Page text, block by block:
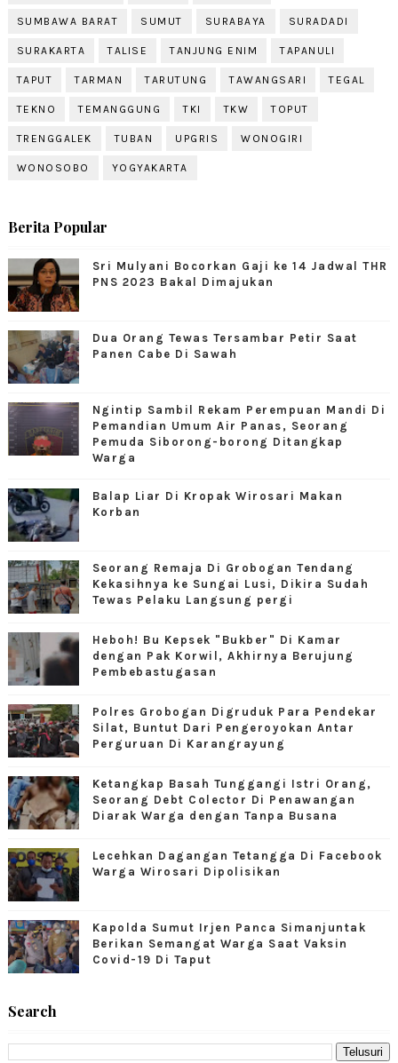
SUMBAWA BARAT SUMUT SURABAYA SURADADI
SURAKARTA TALISE TANJUNG ENIM TAPANULI
TAPUT TARMAN TARUTUNG TAWANGSARI TEGAL
TEKNO TEMANGGUNG TKI TKW TOPUT
TRENGGALEK TUBAN UPGRIS WONOGIRI
WONOSOBO YOGYAKARTA
Berita Popular
Sri Mulyani Bocorkan Gaji ke 14 Jadwal THR
PNS 2023 Bakal Dimajukan
Dua Orang Tewas Tersambar Petir Saat
Panen Cabe Di Sawah
Ngintip Sambil Rekam Perempuan Mandi Di
Pemandian Umum Air Panas, Seorang
Pemuda Siborong-borong Ditangkap
Warga
Balap Liar Di Kropak Wirosari Makan
Korban
Seorang Remaja Di Grobogan Tendang
Kekasihnya ke Sungai Lusi, Dikira Sudah
Tewas Pelaku Langsung pergi
Heboh! Bu Kepsek "Bukber" Di Kamar
dengan Pak Korwil, Akhirnya Berujung
Pembebastugasan
Polres Grobogan Digruduk Para Pendekar
Silat, Buntut Dari Pengeroyokan Antar
Perguruan Di Karangrayung
Ketangkap Basah Tunggangi Istri Orang,
Seorang Debt Colector Di Penawangan
Diarak Warga dengan Tanpa Busana
Lecehkan Dagangan Tetangga Di Facebook
Warga Wirosari Dipolisikan
Kapolda Sumut Irjen Panca Simanjuntak
Berikan Semangat Warga Saat Vaksin
Covid-19 Di Taput
Search